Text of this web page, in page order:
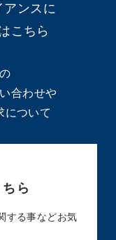
アンスに
こちら
合わせや
について
ら
する事などお気